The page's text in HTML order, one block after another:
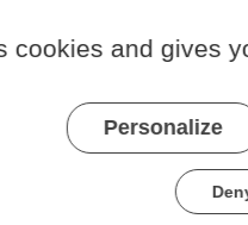
cookies and gives
Personalize